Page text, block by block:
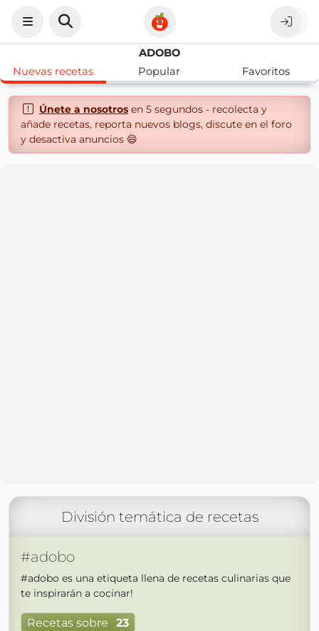
ADOBO
Nuevas recetas
Popular Favoritos
Únete a nosotrosen 5 segundos - recolecta y
añade recetas, reporta nuevos blogs, discute en el foro
y desactiva anuncios 😄
División temática de recetas
#adobo
#adobo es una etiqueta llena de recetas culinarias que
te inspirarán a cocinar!
Recetas sobre 23